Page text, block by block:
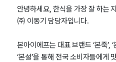
안녕하세요, 한식을 가장 잘 하는
㈜ 이동기 담당자입니다.
본아이에프는 대표 브랜드 ‘본죽’,
‘본설’을 통해 전국 소비자들에게